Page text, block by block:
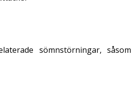
sömnstörningar, såsom